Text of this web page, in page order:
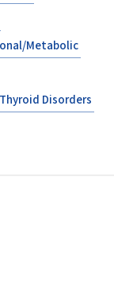
Metabolic
Thyroid Disorders